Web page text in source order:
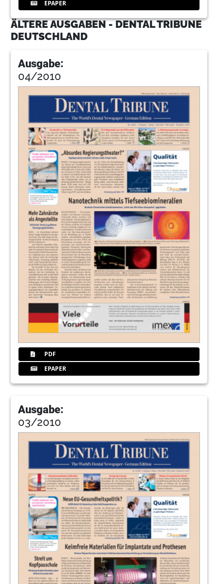
EPAPER
ÄLTERE AUSGABEN - DENTAL TRIBUNE
DEUTSCHLAND
Ausgabe:
04/2010
PDF
EPAPER
Ausgabe:
03/2010